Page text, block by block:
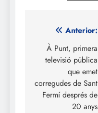
Navegación
de
entradas
Anterior:
À Punt, primera
televisió pública
que emet
corregudes de Sant
Fermí després de
20 anys